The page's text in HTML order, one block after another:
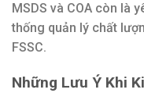
MSDS và COA còn là
thống quản lý chất
FSSC.
Những Lưu Ý Khi